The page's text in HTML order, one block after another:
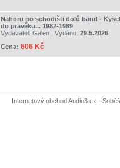
Nahoru po schodišti dolů band -
do pravěku... 1982-1989
Vydavatel: Galen | Vydáno: 29.5.2026
Cena: 606 Kč
Internetový obchod Audio3.cz -